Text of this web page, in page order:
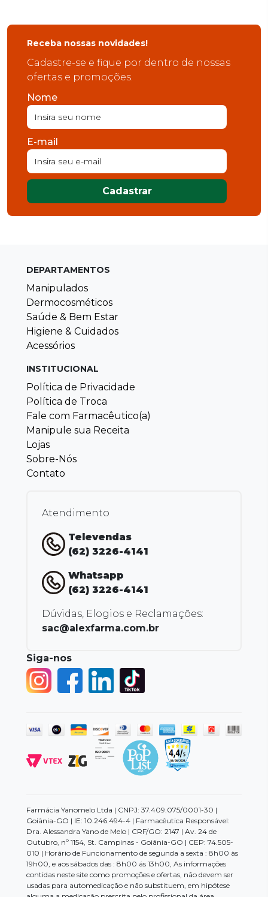
Receba nossas novidades!
Cadastre-se e fique por dentro de nossas
ofertas e promoções.
Nome
E-mail
Cadastrar
DEPARTAMENTOS
Manipulados
Dermocosméticos
Saúde & Bem Estar
Higiene & Cuidados
Acessórios
INSTITUCIONAL
Política de Privacidade
Política de Troca
Fale com Farmacêutico(a)
Manipule sua Receita
Lojas
Sobre-Nós
Contato
Atendimento
Televendas
(62) 3226-4141
Whatsapp
(62) 3226-4141
Dúvidas, Elogios e Reclamações:
sac@alexfarma.com.br
Siga-nos
Farmácia Yanomelo Ltda | CNPJ: 37.409.075/0001-30 |
Goiânia-GO | IE: 10.246.494-4 | Farmacêutica Responsável:
Dra. Alessandra Yano de Melo | CRF/GO: 2147 | Av. 24 de
Outubro, nº 1154, St. Campinas - Goiânia-GO | CEP: 74.505-
010 | Horário de Funcionamento de segunda a sexta : 8h00 às
19h00, e aos sábados das : 8h00 ás 13h00, As informações
contidas neste site como promoções e ofertas, não devem ser
usadas para automedicação e não substituem, em hipótese